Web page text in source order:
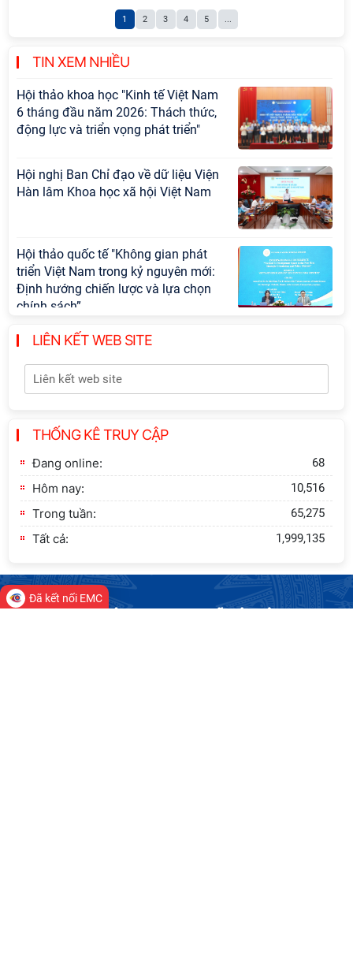
1 2 3 4 5
TIN XEM NHIỀU
Khoa học xã hội Việt Nam làm việc
với Ban Chủ nhiệm các Chương trình
cấp Bộ
Hội thảo khoa học "Kinh tế Việt Nam
6 tháng đầu năm 2026: Thách thức,
động lực và triển vọng phát triển"
Hội nghị Ban Chỉ đạo về dữ liệu Viện
Hàn lâm Khoa học xã hội Việt Nam
Hội thảo quốc tế "Không gian phát
triển Việt Nam trong kỷ nguyên mới:
Định hướng chiến lược và lựa chọn
chính sách”
Khai quật công trường khai thác đá
Tôn
sinh đào tạo trình độ tiến sĩ đợt 1
LIÊN KẾT WEB SITE
THỐNG KÊ TRUY CẬP
Đang online: 68
Hôm nay: 10,516
Trong tuần: 65,275
Tất cả: 1,999,135
Đã kết nối EMC